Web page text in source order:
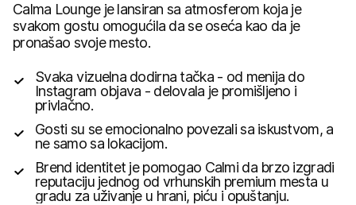
Calma Lounge je lansiran sa atmosferom koja je
svakom gostu omogućila da se oseća kao da je
pronašao svoje mesto.
Svaka vizuelna dodirna tačka - od menija do
Instagram objava - delovala je promišljeno i
privlačno.
Gosti su se emocionalno povezali sa iskustvom, a
ne samo sa lokacijom.
Brend identitet je pomogao Calmi da brzo izgradi
reputaciju jednog od vrhunskih premium mesta u
gradu za uživanje u hrani, piću i opuštanju.